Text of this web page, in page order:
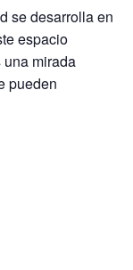
se desarrolla en
espacio
mirada
pueden